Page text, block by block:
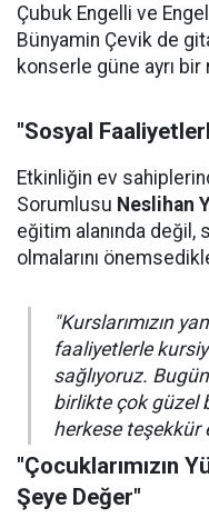
Çubuk Engelli ve
Bünyamin Çevik de
konserle güne ayrı bir
"Sosyal
Etkinliğin ev
Sorumlusu Neslihan
eğitim alanında değil,
olmalarını
"Kurslarımızın
faaliyetlerle
sağlıyoruz.
birlikte çok güzel
herkese teşekkür
"Çocuklarımızın
Şeye Değer"